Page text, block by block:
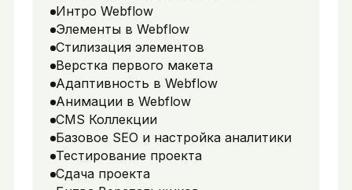
Интро Webflow
Элементы в Webflow
Стилизация элементов
Верстка первого макета
Адаптивность в Webflow
Анимации в Webflow
CMS Коллекции
Базовое SEO и настройка аналитики
Тестирование проекта
Сдача проекта